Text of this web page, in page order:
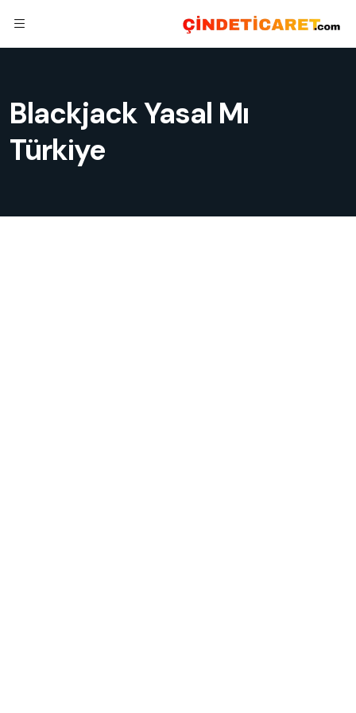
Blackjack Yasal Mı
Türkiye